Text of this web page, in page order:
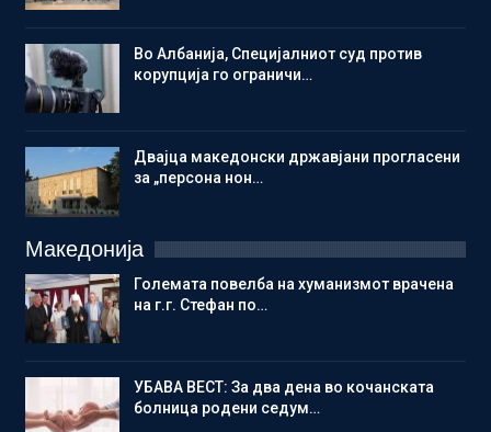
Во Албанија, Специјалниот суд против
корупција го ограничи…
Двајца македонски државјани прогласени
за „персона нон…
Македонија
Големата повелба на хуманизмот врачена
на г.г. Стефан по…
УБАВА ВЕСТ: За два дена во кочанската
болница родени седум…